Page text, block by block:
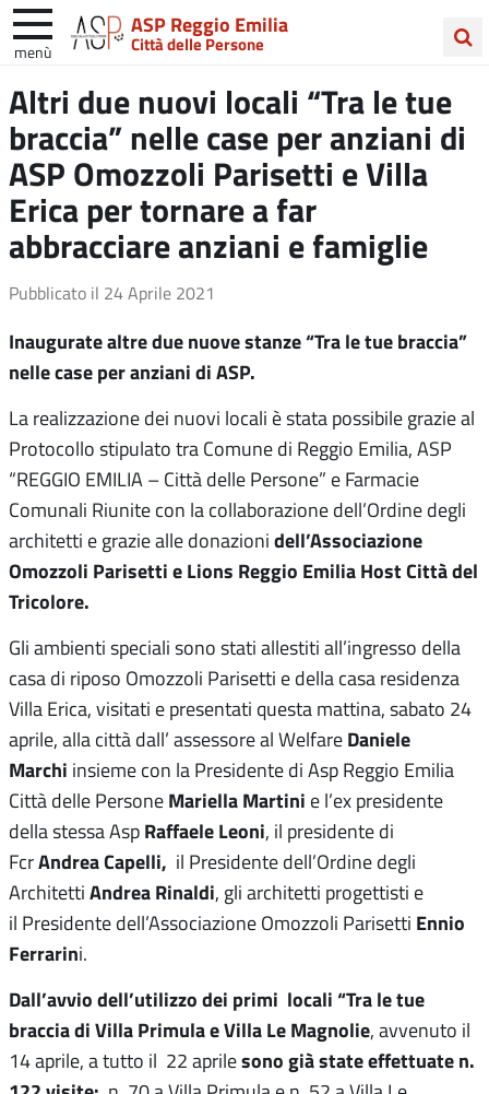
ASP Reggio Emilia
Città delle Persone
menù
nel
sito
Altri due nuovi locali “Tra le tue
braccia” nelle case per anziani di
ASP Omozzoli Parisetti e Villa
Erica per tornare a far
abbracciare anziani e famiglie
Pubblicato il 24 Aprile 2021
Inaugurate altre due nuovestanze “Tra le tue braccia”
nelle case per anziani di ASP.
La realizzazione dei nuovi locali è stata possibile grazie al
Protocollo stipulato tra Comune di Reggio Emilia, ASP
“REGGIO EMILIA – Città delle Persone” e Farmacie
Comunali Riunite con la collaborazione dell’Ordine degli
architetti e grazie alle donazioni dell’Associazione
Omozzoli Parisetti e Lions Reggio Emilia Host Città del
Tricolore.
Gli ambienti speciali sono stati allestiti all’ingresso della
casa di riposo Omozzoli Parisetti e della casa residenza
Villa Erica, visitati e presentati questa mattina, sabato 24
aprile, alla città dall’ assessore al Welfare Daniele
Marchi insieme con la Presidente di Asp Reggio Emilia
Città delle Persone Mariella Martini e l’ex presidente
della stessa Asp Raffaele Leoni, il presidente di
FcrAndrea Capelli, il Presidente dell’Ordine degli
Architetti Andrea Rinaldi, gli architetti progettisti e
il Presidente dell’Associazione Omozzoli Parisetti Ennio
Ferrarini.
Dall’avvio dell’utilizzo dei primi locali “Tra le tue
braccia di Villa Primula e Villa Le Magnolie, avvenuto il
14 aprile, a tutto il 22 aprilesono già state effettuate n.